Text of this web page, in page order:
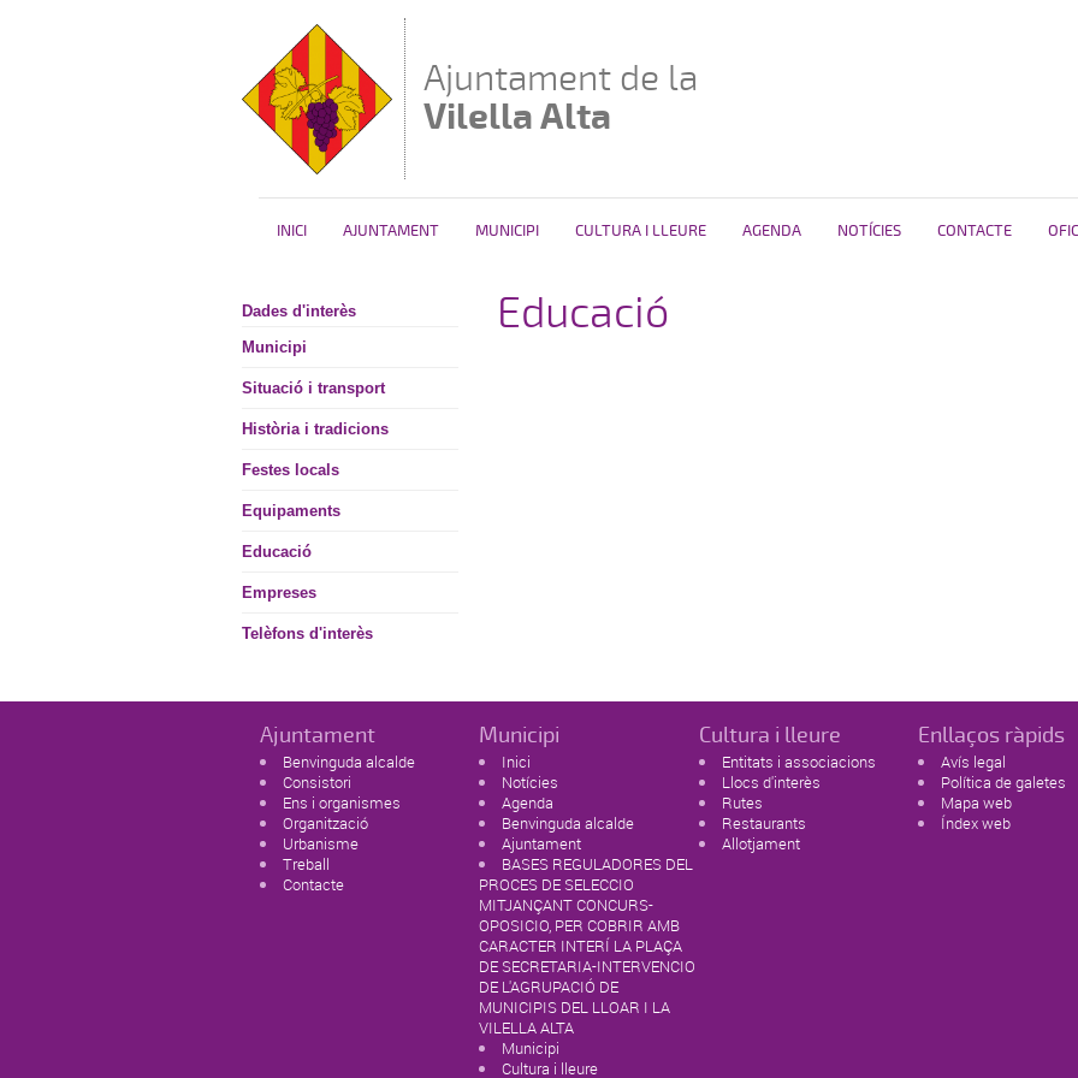
Ajuntament de la
Vilella Alta
INICI AJUNTAMENT MUNICIPI CULTURA I LLEURE AGENDA NOTÍCIES CONTACTE
Dades d'interès
Municipi
Situació i transport
Història i tradicions
Festes locals
Equipaments
Educació
Empreses
Telèfons d'interès
Educació
Ajuntament
Benvinguda alcalde
Consistori
Ens i organismes
Organització
Urbanisme
Treball
Contacte
Municipi
Inici
Notícies
Agenda
Benvinguda alcalde
Ajuntament
BASES REGULADORES DEL
PROCES DE SELECCIO
MITJANÇANT CONCURS-
OPOSICIO, PER COBRIR AMB
CARACTER INTERÍ LA PLAÇA
DE SECRETARIA-INTERVENCIO
DE L'AGRUPACIÓ DE
MUNICIPIS DEL LLOAR I LA
VILELLA ALTA
Municipi
Cultura i lleure
Cultura i lleure
Entitats i associacions
Llocs d'interès
Rutes
Restaurants
Allotjament
Enllaços ràpids
Avís legal
Política de galetes
Mapa web
Índex web